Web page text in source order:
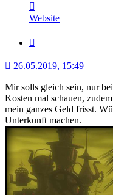
von
Shadowless
Website
26.05.2019, 15:49
Mir solls gleich sein, nur
Kosten mal schauen,
mein ganzes Geld frisst.
Unterkunft machen.